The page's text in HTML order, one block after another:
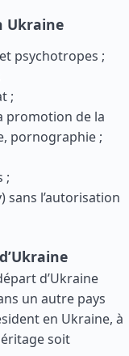
Ukraine
psychotropes ;
;
promotion de la
pornographie ;
;
sans l’autorisation
d’Ukraine
un autre pays
en Ukraine, à
soit